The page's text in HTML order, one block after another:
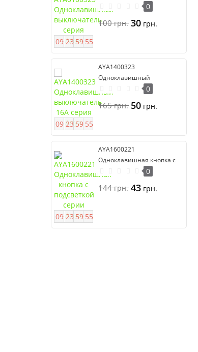
09 2359 54
выключатель серия Anya
0
100грн. 30 грн.
09 2359 54
AYA1400323
Одноклавишный
выключатель 16А серия
Anya
0
165грн. 50 грн.
09 2359 54
AYA1600221
Одноклавишная кнопка с
подсветкой серии Anya
0
144грн. 43 грн.